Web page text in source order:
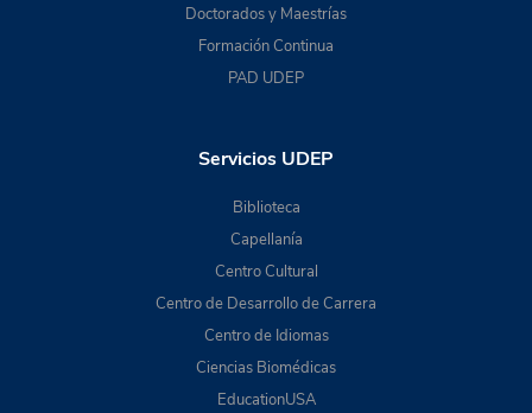
Doctorados y Maestrías
Formación Continua
PAD UDEP
Servicios UDEP
Biblioteca
Capellanía
Centro Cultural
Centro de Desarrollo de Carrera
Centro de Idiomas
Ciencias Biomédicas
EducationUSA